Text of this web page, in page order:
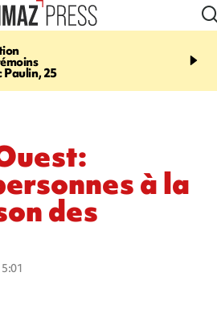
Paulin, 25
17:52
dimanche pour
à la
des